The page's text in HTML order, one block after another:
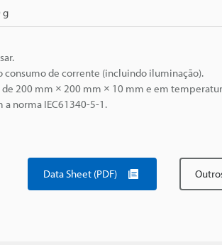
g
consumo de corrente (incluindo iluminação).
200 mm × 200 mm × 10 mm e em
norma IEC61340-5-1.
Data Sheet (PDF)